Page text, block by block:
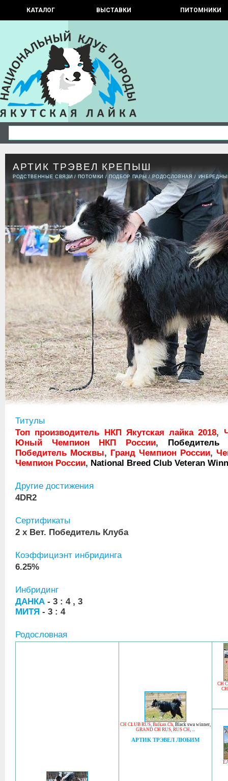
КАТАЛОГ ВЫСТАВКИ ПИТОМНИКИ
АРТИК ТРЭВЕЛ КРЕПЫШ
РОДСТВЕННЫЕ СВЯЗИ / ПОТОМКИ / ПОДБОР ПАРЫ /РОДОСЛОВНАЯ /
Титулы
Топ производитель НКП Якутская лайка 2018,
Юный Чемпион НКП России, Победитель
Победитель Москвы, Гранд Чемпион России,
Чемпион России, National Breed Club Veteran
Другие достижения
4DR2
Сертификаты
2 x Вет. Победитель Клуба
Коэффициэнт инбридинга
6.25%
Инбридинг
ДАНКА - 3 : 4 , 3
МИТЯ - 3 : 4
Родословная
CH CLUB RUS, Balkan.Ch, Black swa winner,
GRAND CH RUS, RUS CH, ...
АРТИК ТРЭВЕЛ ЛЮБИМ
CH
CH